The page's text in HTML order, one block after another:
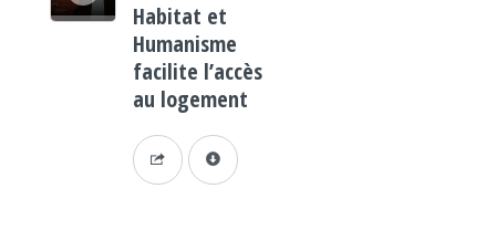
Habitat et
Humanisme
facilite l’accès
au logement